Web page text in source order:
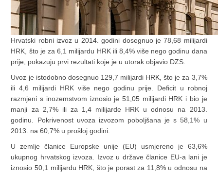
Hrvatski robni izvoz u 2014. godini dosegnuo je 78,68 milijardi
HRK, što je za 6,1 milijardu HRK ili 8,4% više nego godinu dana
prije, pokazuju prvi rezultati koje je u utorak objavio DZS.
Uvoz je istodobno dosegnuo 129,7 milijardi HRK, što je za 3,7%
ili 4,6 milijardi HRK više nego godinu prije. Deficit u robnoj
razmjeni s inozemstvom iznosio je 51,05 milijardi HRK i bio je
manji za 2,7% ili za 1,4 milijarde HRK u odnosu na 2013.
godinu. Pokrivenost uvoza izvozom poboljšana je s 58,1% u
2013. na 60,7% u prošloj godini.
U zemlje članice Europske unije (EU) usmjereno je 63,6%
ukupnog hrvatskog izvoza. Izvoz u države članice EU-a lani je
iznosio 50,1 milijardu HRK, što je porast za 11,8% u odnosu na